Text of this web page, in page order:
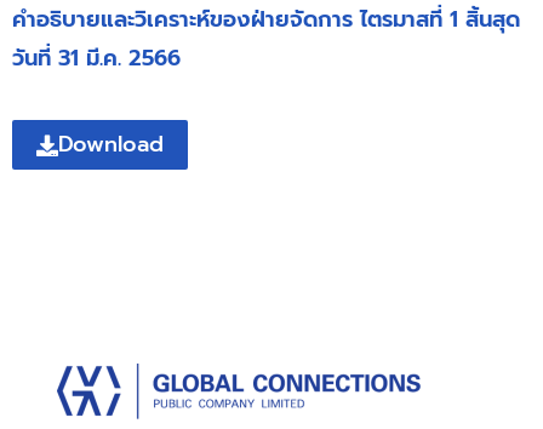
คำอธิบายและวิเคราะห์ของฝ่ายจัดการ ไตรมาสที่ 1 สิ้นสุด
วันที่ 31 มี.ค. 2566
Download